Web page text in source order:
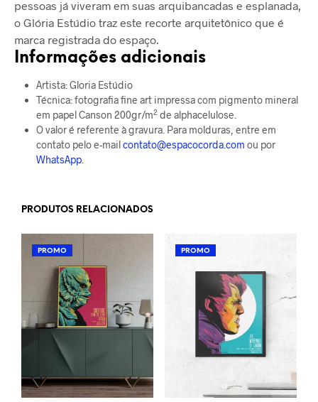
pessoas já viveram em suas arquibancadas e esplanada,
o Glória Estúdio traz este recorte arquitetônico que é
marca registrada do espaço.
Informações adicionais
Artista: Gloria Estúdio
Técnica: fotografia fine art impressa com pigmento mineral
em papel Canson 200gr/m2de alphacelulose.
O valor é referente à gravura. Para molduras, entre em
contato pelo e-mailcontato@espacocorda.com ou por
WhatsApp.
PRODUTOS RELACIONADOS
PROMO PROMO